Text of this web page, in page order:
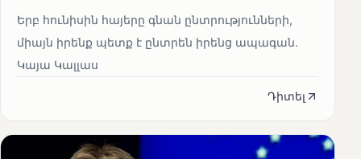
Երբ հունիսին հայերը գնան ընտրությունների,
միայն իրենք պետք է ընտրեն իրենց ապագան.
Կայա Կալլաս
Դիտել